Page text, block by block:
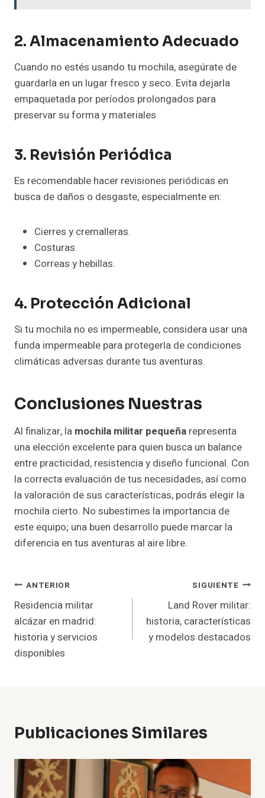
2. Almacenamiento Adecuado
Cuando no estés usando tu mochila, asegúrate de
guardarla en un lugar fresco y seco. Evita dejarla
empaquetada por períodos prolongados para
preservar su forma y materiales.
3. Revisión Periódica
Es recomendable hacer revisiones periódicas en
busca de daños o desgaste, especialmente en:
Cierres y cremalleras.
Costuras.
Correas y hebillas.
4. Protección Adicional
Si tu mochila no es impermeable, considera usar una
funda impermeable para protegerla de condiciones
climáticas adversas durante tus aventuras.
Conclusiones Nuestras
Al finalizar, la mochila militar pequeña representa
una elección excelente para quien busca un balance
entre practicidad, resistencia y diseño funcional. Con
la correcta evaluación de tus necesidades, así como
la valoración de sus características, podrás elegir la
mochila cierto. No subestimes la importancia de
este equipo; una buen desarrollo puede marcar la
diferencia en tus aventuras al aire libre.
Navegación
De
Entradas
ANTERIOR
Residencia militar
alcázar en madrid:
historia y servicios
disponibles
SIGUIENTE
Land Rover militar:
historia, características
y modelos destacados
Publicaciones Similares